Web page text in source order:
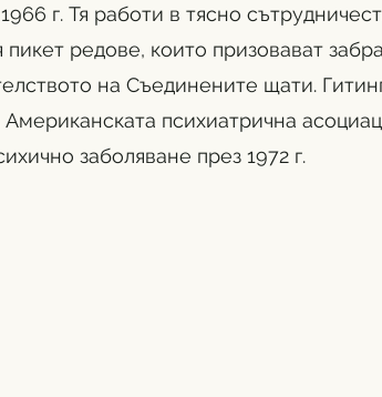
г. Тя работи в тясно
пикет редове, които призовават
на Съединените щати.
психиатрична
заболяване през 1972 г.